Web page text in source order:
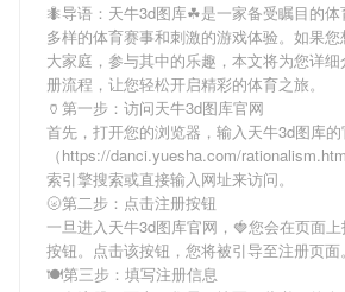
🐜导语： 天牛3d图库☘是一家备受瞩目的体
多样的体育赛事和刺激的游戏体验。如果您
大家庭，参与其中的乐趣，本文将为您详细
册流程，让您轻松开启精彩的体育之旅。
🏺第一步：访问天牛3d图库官网
首先，打开您的浏览器，输入天牛3d图库的
（https://danci.yuesha.com/
索引擎搜索或直接输入网址来访问。
🌝第二步：点击注册按钮
一旦进入天牛3d图库官网，🍓您会在页面
按钮。点击该按钮，您将被引导至注册页面。
🍽第三步：填写注册信息